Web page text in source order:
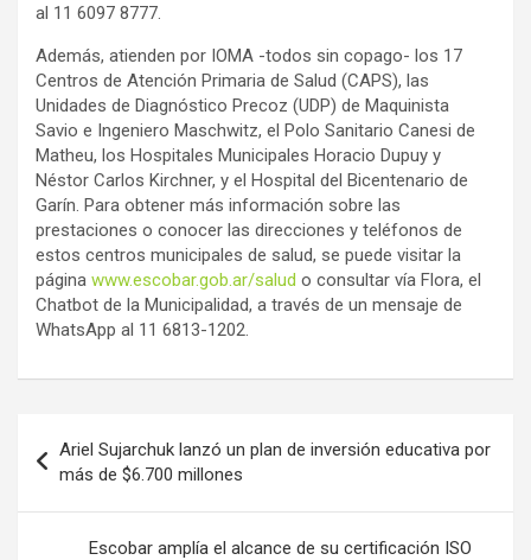
al 11 6097 8777.
Además, atienden por IOMA -todos sin copago- los 17
Centros de Atención Primaria de Salud (CAPS), las
Unidades de Diagnóstico Precoz (UDP) de Maquinista
Savio e Ingeniero Maschwitz, el Polo Sanitario Canesi de
Matheu, los Hospitales Municipales Horacio Dupuy y
Néstor Carlos Kirchner, y el Hospital del Bicentenario de
Garín. Para obtener más información sobre las
prestaciones o conocer las direcciones y teléfonos de
estos centros municipales de salud, se puede visitar la
página www.escobar.gob.ar/salud o consultar vía Flora, el
Chatbot de la Municipalidad, a través de un mensaje de
WhatsApp al 11 6813-1202.
de
entradas
Ariel Sujarchuk lanzó un plan de inversión educativa por
más de $6.700 millones
Escobar amplía el alcance de su certificación ISO